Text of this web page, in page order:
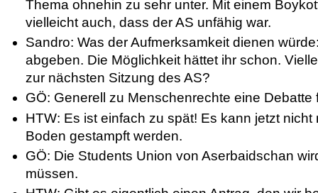
Thema ohnehin zu sehr unter. Mit einem
vielleicht auch, dass der AS unfähig war.
Sandro: Was der Aufmerksamkeit dienen
abgeben. Die Möglichkeit hättet ihr schon.
zur nächsten Sitzung des AS?
GÖ: Generell zu Menschenrechte eine
HTW: Es ist einfach zu spät! Es kann jetzt
Boden gestampft werden.
GÖ: Die Students Union von Aserbaidschan
müssen.